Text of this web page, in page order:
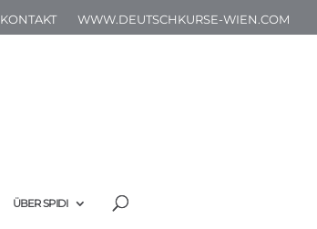
KONTAKT WWW.DEUTSCHKURSE-WIEN.COM
ÜBER SPIDI